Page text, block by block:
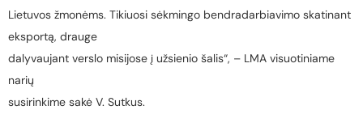
Lietuvos žmonėms. Tikiuosi sėkmingo bendradarbiavimo skatinant
eksportą, drauge
dalyvaujant verslo misijose į užsienio šalis“, – LMA visuotiniame
narių
susirinkime sakė V. Sutkus.